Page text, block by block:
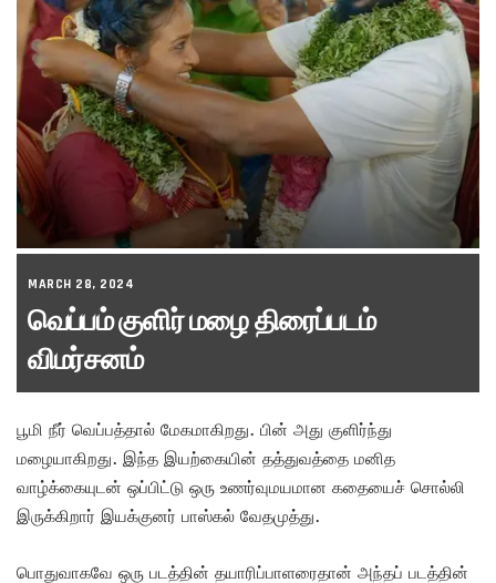
MARCH 28, 2024
வெப்பம் குளிர் மழை திரைப்படம்
விமர்சனம்
பூமி நீர் வெப்பத்தால் மேகமாகிறது. பின் அது குளிர்ந்து
மழையாகிறது. இந்த இயற்கையின் தத்துவத்தை மனித
வாழ்க்கையுடன் ஒப்பிட்டு ஒரு உணர்வுமயமான கதையைச் சொல்லி
இருக்கிறார் இயக்குனர் பாஸ்கல் வேதமுத்து.
பொதுவாகவே ஒரு படத்தின் தயாரிப்பாளரைதான் அந்தப் படத்தின்